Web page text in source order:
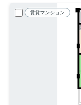
賃貸マンション